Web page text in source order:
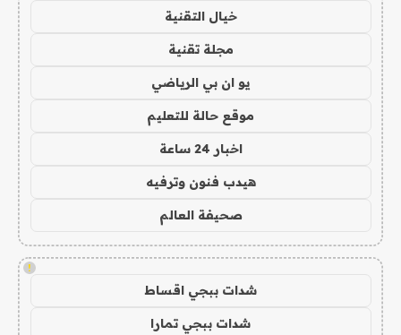
خيال التقنية
مجلة تقنية
يو ان بي الرياضي
موقع حالة للتعليم
اخبار 24 ساعة
هيدب فنون وترفيه
صحيفة العالم
!
شدات ببجي اقساط
شدات ببجي تمارا